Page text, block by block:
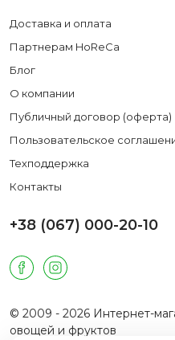
Доставка и оплата
Партнерам HoReCa
Блог
О компании
Публичный договор (оферта)
Пользовательское
Техподдержка
Контакты
+38 (067) 000-20-10
© 2009 - 2026 Интернет-
овощей и фруктов